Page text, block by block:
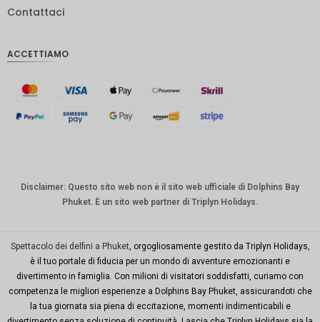
danese
CHF
australia
Città di
New
York
TWD
Contattaci
ACCETTIAMO
Disclaimer: Questo sito web non è il sito web ufficiale di Dolphins Bay
Phuket. È un sito web partner di Triplyn Holidays.
Spettacolo dei delfini a Phuket , orgogliosamente gestito da Triplyn Holidays,
è il tuo portale di fiducia per un mondo di avventure emozionanti e
divertimento in famiglia. Con milioni di visitatori soddisfatti, curiamo con
competenza le migliori esperienze a Dolphins Bay Phuket, assicurandoti che
la tua giornata sia piena di eccitazione, momenti indimenticabili e